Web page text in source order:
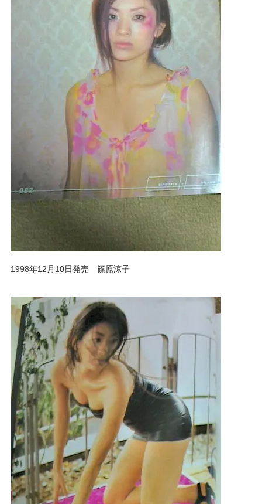
1998年12月10日発売 篠原涼子